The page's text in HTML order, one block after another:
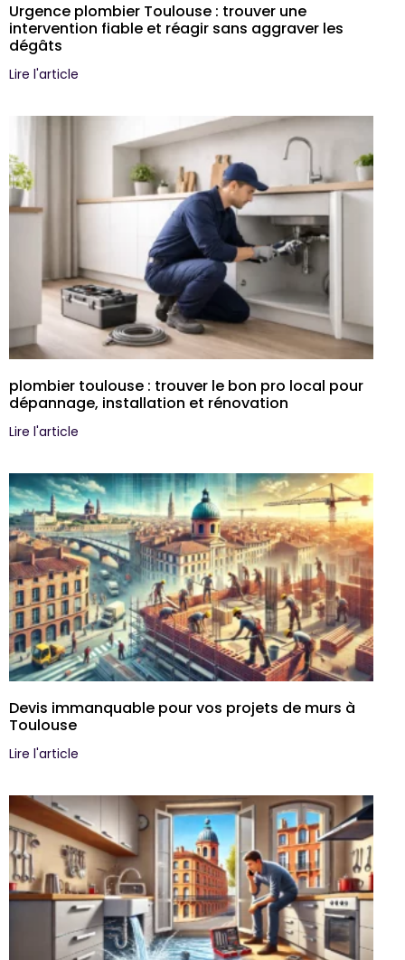
Urgence plombier Toulouse : trouver une
intervention fiable et réagir sans aggraver les
dégâts
Lire l'article
plombier toulouse : trouver le bon pro local pour
dépannage, installation et rénovation
Lire l'article
Devis immanquable pour vos projets de murs à
Toulouse
Lire l'article